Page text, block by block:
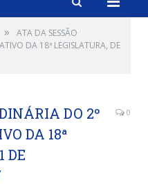
»
ATA DA SESSÃO
DA 18ª LEGISLATURA, DE
DO 2º
DA 18ª
DE
0